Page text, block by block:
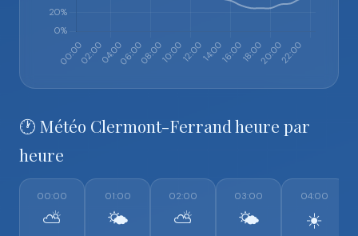
🕐 Météo Clermont-Ferrand heure par
heure
00:00
⛅
01:00
🌤️
02:00
⛅
03:00
🌤️
04:00
☀️